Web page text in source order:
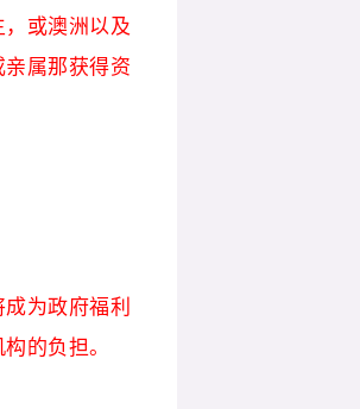
或澳洲以及
属那获得资
为政府福利
的负担。